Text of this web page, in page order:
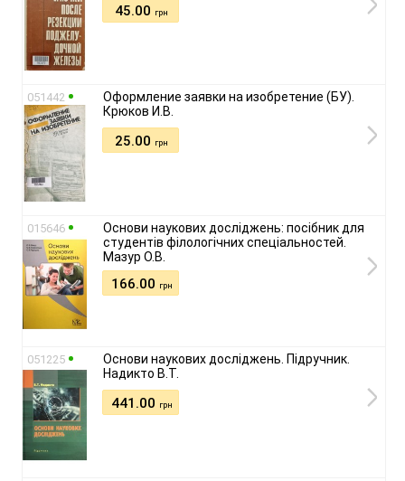
45.00 грн
051442
Оформление заявки на изобретение (БУ).
Крюков И.В.
25.00 грн
015646
Основи наукових досліджень: посібник для
студентів філологічних спеціальностей.
Мазур О.В.
166.00 грн
051225
Основи наукових досліджень. Підручник.
Надикто В.Т.
441.00 грн